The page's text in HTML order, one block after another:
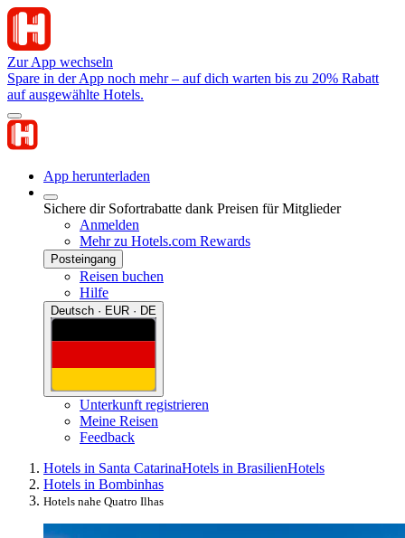
Zur App wechseln
Spare in der App noch mehr – auf dich warten bis zu 20% Rabatt
auf ausgewählte Hotels.
App herunterladen
Sichere dir Sofortrabatte dank Preisen für Mitglieder
Anmelden
Mehr zu Hotels.com Rewards
Posteingang
Reisen buchen
Hilfe
Deutsch · EUR · DE
Unterkunft registrieren
Meine Reisen
Feedback
Hotels in Santa CatarinaHotels in BrasilienHotels
Hotels in Bombinhas
Hotels nahe Quatro Ilhas